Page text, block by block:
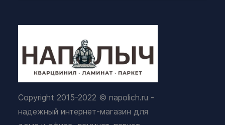
Copyright 2015-2022 © napolich.ru -
надежный интернет-магазин для